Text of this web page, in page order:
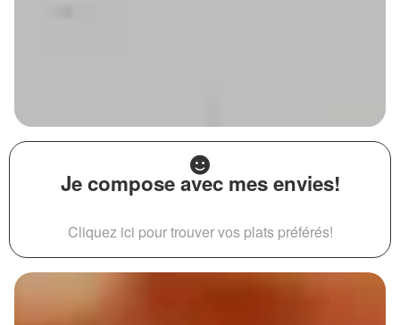
Je compose avec mes envies!
Cliquez ici pour trouver vos plats préférés!